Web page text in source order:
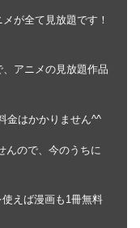
が全て見放題です！
アニメの見放題作品
金はかかりません^^
んので、今のうちに
えば漫画も1冊無料